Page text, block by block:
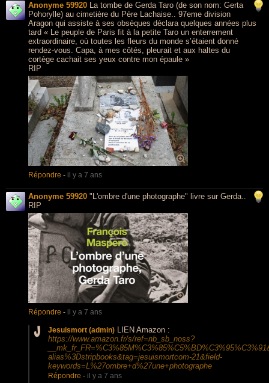
Anonyme 59920 La tombe de Gerda Taro (de son nom: Gerta
Pohorylle) au cimetière du Père Lachaise.. 97eme division
Aragon qui assiste à ses obsèques déclara quelques années plus
tard « Le peuple de Paris fit à la petite Taro un enterrement
extraordinaire, où toutes les fleurs du monde s’étaient donné
rendez-vous. Capa, à mes côtés, pleurait et aux haltes du
cortège cachait ses yeux contre mon épaule »
RIP
Répondre - il y a 7 ans
Anonyme 59920 "L'ombre d'une photographe" livre sur Gerda..
RIP
Répondre - il y a 7 ans
Jesuismort (admin) LIEN Amazon :
https://www.amazon.fr/s/ref=nb_sb_noss?
alias%3Dstripbooks&tag=jesuismortcom-21&field-
keywords=L%27ombre+d%27une+photographe
Répondre - il y a 7 ans